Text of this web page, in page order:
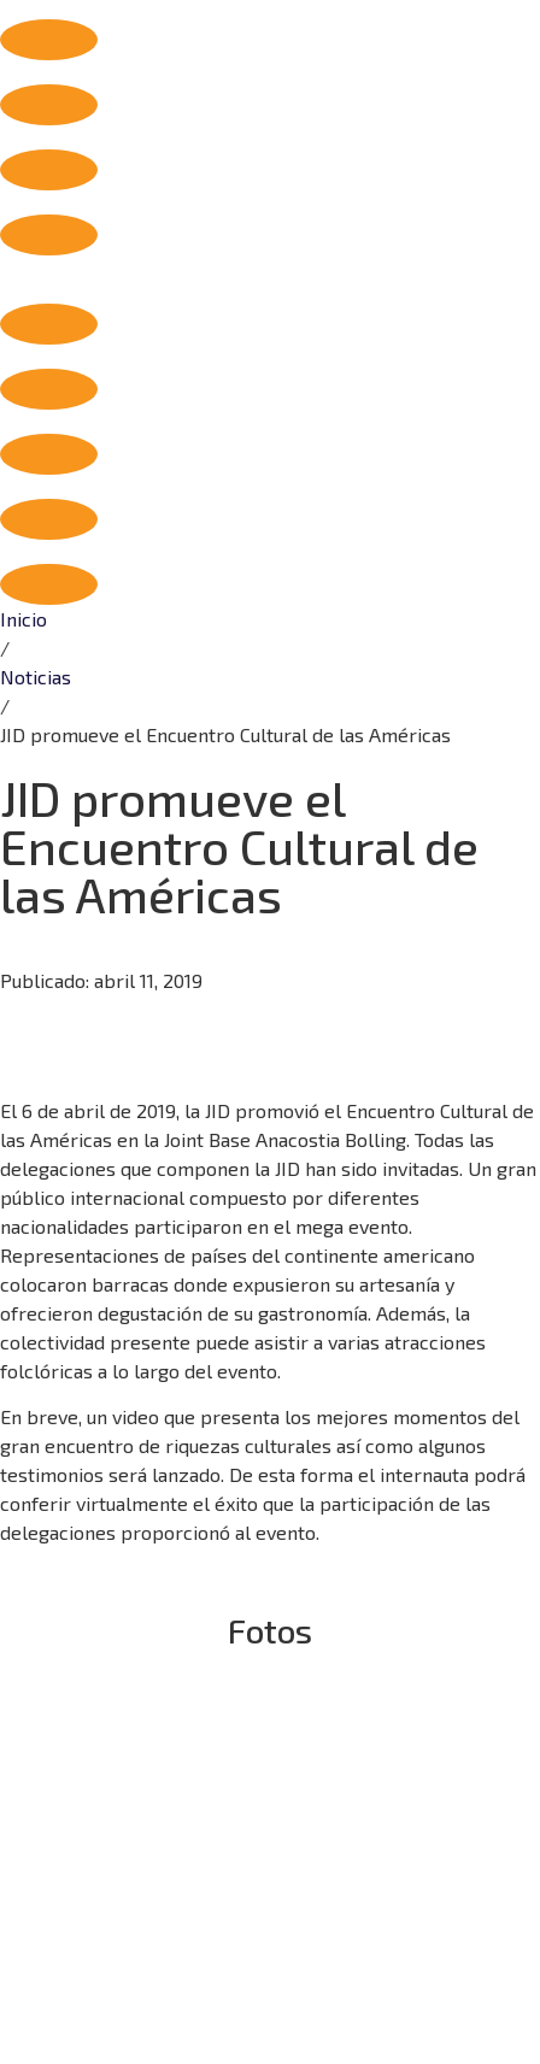
Inicio
/
Noticias
/
JID promueve el Encuentro Cultural de las Américas
JID promueve el
Encuentro Cultural de
las Américas
Publicado: abril 11, 2019
El 6 de abril de 2019, la JID promovió el Encuentro Cultural de
las Américas en la Joint Base Anacostia Bolling. Todas las
delegaciones que componen la JID han sido invitadas. Un gran
público internacional compuesto por diferentes
nacionalidades participaron en el mega evento.
Representaciones de países del continente americano
colocaron barracas donde expusieron su artesanía y
ofrecieron degustación de su gastronomía. Además, la
colectividad presente puede asistir a varias atracciones
folclóricas a lo largo del evento.
En breve, un video que presenta los mejores momentos del
gran encuentro de riquezas culturales así como algunos
testimonios será lanzado. De esta forma el internauta podrá
conferir virtualmente el éxito que la participación de las
delegaciones proporcionó al evento.
Fotos